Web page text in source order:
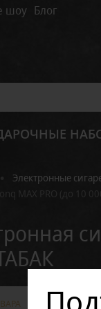
шоу Блог
Электронные
MAX PRO (до 10